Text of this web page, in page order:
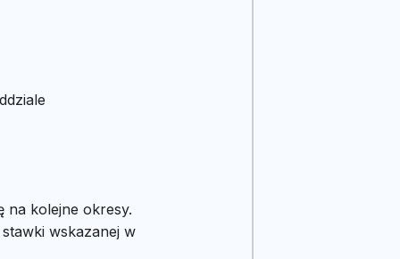
na kolejne okresy.
wskazanej w